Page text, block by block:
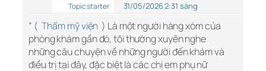
Topic starter 31/05/2026 2:31 sáng
” ( Thẩm mỹ viện ) Là một người hàng xóm của
phòng khám gần đó, tôi thường xuyên nghe
những câu chuyện về những người đến khám và
điều trị tại đây, đặc biệt là các chị em phụ nữ